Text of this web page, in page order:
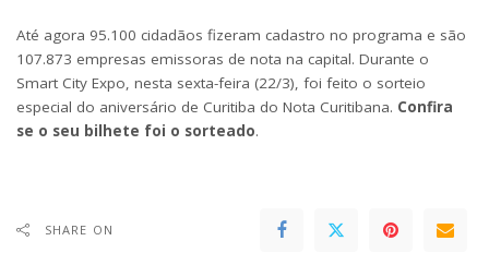
Até agora 95.100 cidadãos fizeram cadastro no programa e são
107.873 empresas emissoras de nota na capital. Durante o
Smart City Expo, nesta sexta-feira (22/3), foi feito o sorteio
especial do aniversário de Curitiba do Nota Curitibana. Confira
se o seu bilhete foi o sorteado.
SHARE ON